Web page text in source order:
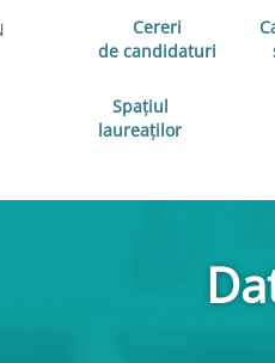
Cereri
de candidaturi
Spațiul
laureaților